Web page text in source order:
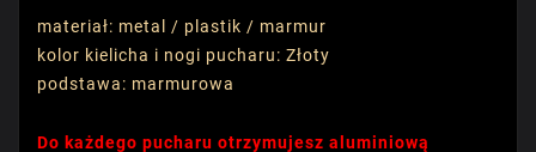
materiał: metal / plastik / marmur
kolor kielicha i nogi pucharu: Złoty
podstawa: marmurowa
Do każdego pucharu otrzymujesz aluminiową